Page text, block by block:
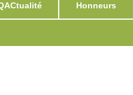
Honneurs